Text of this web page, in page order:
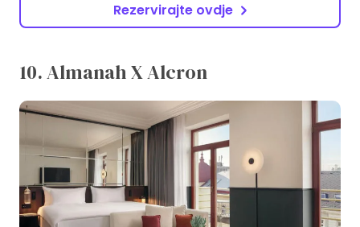
Rezervirajte ovdje
10. Almanah X Alcron